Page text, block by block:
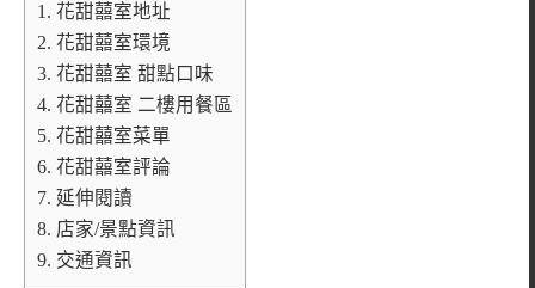
1. 花甜囍室地址
2. 花甜囍室環境
3. 花甜囍室 甜點口味
4. 花甜囍室 二樓用餐區
5. 花甜囍室菜單
6. 花甜囍室評論
7. 延伸閱讀
8. 店家/景點資訊
9. 交通資訊